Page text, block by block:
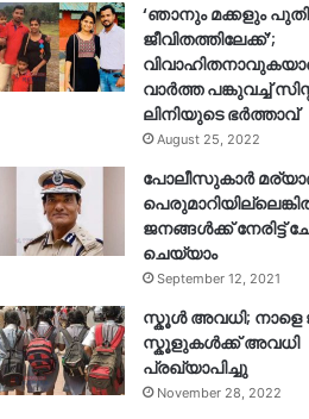
‘ഞാനും മക്കളും
ജീവിതത്തിലേക്ക്’;
വാർത്ത പങ്കുവച്ച്
ലിനിയുടെ ഭർത്താവ്
August 25, 2022
പോലീസുകാര്‍
ജനങ്ങള്‍ക്ക് നേരിട്ട്
ചെയ്യാം
September 12, 2021
സ്കൂൾ അവധി; നാളെ
സ്കൂളുകൾക്ക് അവധി
പ്രഖ്യാപിച്ചു
November 28, 2022